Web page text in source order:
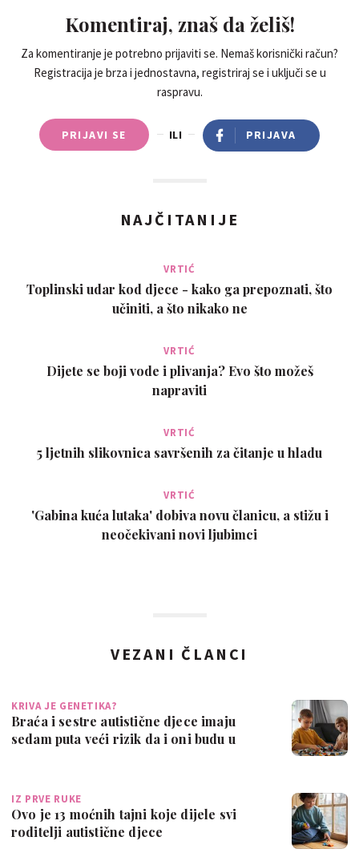
Komentiraj, znaš da želiš!
Za komentiranje je potrebno prijaviti se. Nemaš korisnički račun?
Registracija je brza i jednostavna, registriraj se i uključi se u
raspravu.
PRIJAVI SE ILI PRIJAVA
NAJČITANIJE
VRTIĆ
Toplinski udar kod djece - kako ga prepoznati, što
učiniti, a što nikako ne
VRTIĆ
Dijete se boji vode i plivanja? Evo što možeš
napraviti
VRTIĆ
5 ljetnih slikovnica savršenih za čitanje u hladu
VRTIĆ
'Gabina kuća lutaka' dobiva novu članicu, a stižu i
neočekivani novi ljubimci
VEZANI ČLANCI
KRIVA JE GENETIKA?
Braća i sestre autistične djece imaju
sedam puta veći rizik da i oni budu u
IZ PRVE RUKE
Ovo je 13 moćnih tajni koje dijele svi
roditelji autistične djece